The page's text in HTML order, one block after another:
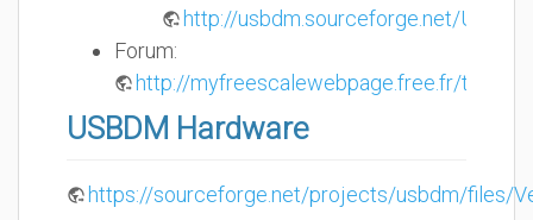
http://usbdm.sourceforge.net/
Forum:
http://myfreescalewebpage.free.fr/
USBDM Hardware
https://sourceforge.net/projects/usbdm/files/